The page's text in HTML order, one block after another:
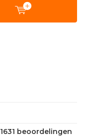
1631 beoordelingen